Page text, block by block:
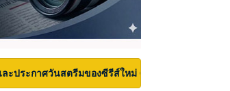
ละประกาศวันสตรีมของซีรีส์ใหม่ Carrie บนเวที San